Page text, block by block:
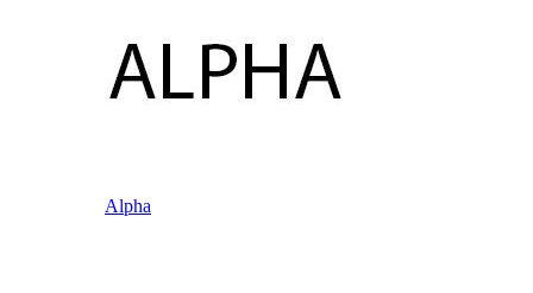
Alpha